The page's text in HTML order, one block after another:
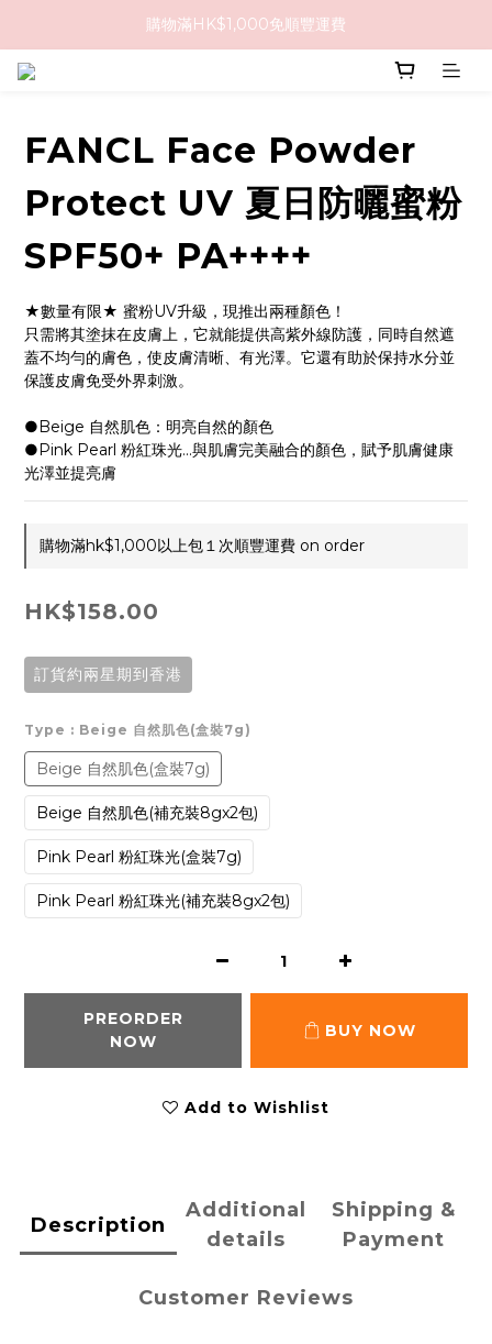
購物滿HK$1,000免順豐運費
購物滿HK$1,000免順豐運費
FANCL Face Powder
Protect UV 夏日防曬蜜粉
SPF50+ PA++++
★數量有限★ 蜜粉UV升級，現推出兩種顏色！
只需將其塗抹在皮膚上，它就能提供高紫外線防護，同時自然遮
蓋不均勻的膚色，使皮膚清晰、有光澤。它還有助於保持水分並
保護皮膚免受外界刺激。
●Beige 自然肌色：明亮自然的顏色
●Pink Pearl 粉紅珠光...與肌膚完美融合的顏色，賦予肌膚健康
光澤並提亮膚
購物滿hk$1,000以上包１次順豐運費 on order
HK$158.00
訂貨約兩星期到香港
Type : Beige 自然肌色(盒裝7g)
Beige 自然肌色(盒裝7g)
Beige 自然肌色(補充裝8gx2包)
Pink Pearl 粉紅珠光(盒裝7g)
Pink Pearl 粉紅珠光(補充裝8gx2包)
PREORDER
NOW
BUY NOW
Add to Wishlist
Description
Additional
details
Shipping &
Payment
Customer Reviews